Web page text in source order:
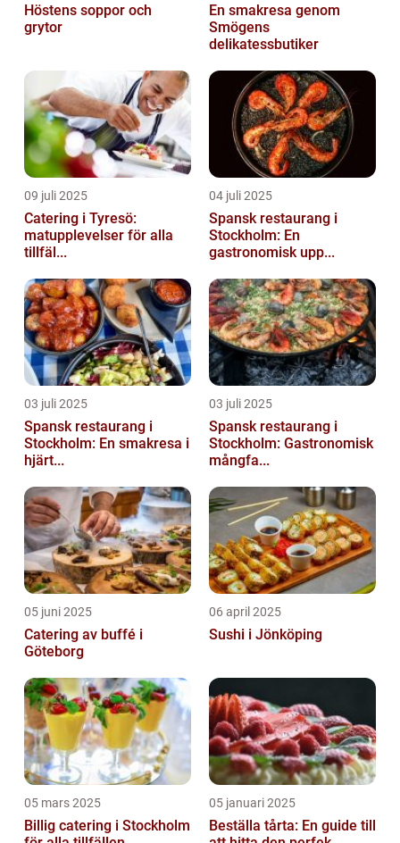
Höstens soppor och
grytor
En smakresa genom
Smögens
delikatessbutiker
09 juli 2025
Catering i Tyresö:
matupplevelser för alla
tillfäl...
04 juli 2025
Spansk restaurang i
Stockholm: En
gastronomisk upp...
03 juli 2025
Spansk restaurang i
Stockholm: En smakresa i
hjärt...
03 juli 2025
Spansk restaurang i
Stockholm: Gastronomisk
mångfa...
05 juni 2025
Catering av buffé i
Göteborg
06 april 2025
Sushi i Jönköping
05 mars 2025
Billig catering i Stockholm
05 januari 2025
Beställa tårta: En guide till